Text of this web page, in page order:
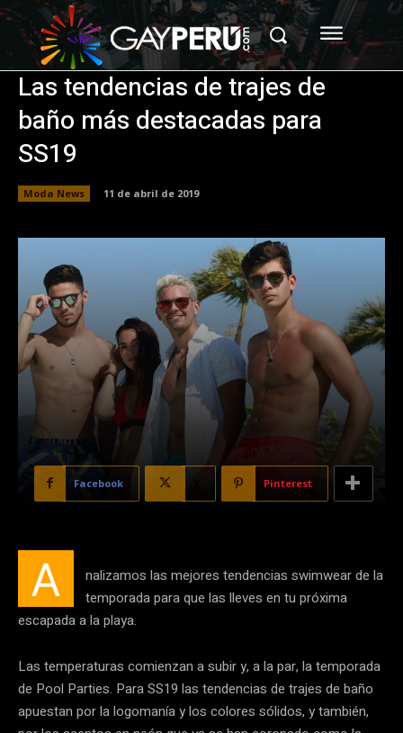
Las tendencias de trajes de
baño más destacadas para
SS19
Moda News 11 de abril de 2019
Facebook Pinterest
A
nalizamos las mejores tendencias swimwear de la
temporada para que las lleves en tu próxima
escapada a la playa.
Las temperaturas comienzan a subir y, a la par, la temporada
de Pool Parties. Para SS19 las tendencias de trajes de baño
apuestan por la logomanía y los colores sólidos, y también,